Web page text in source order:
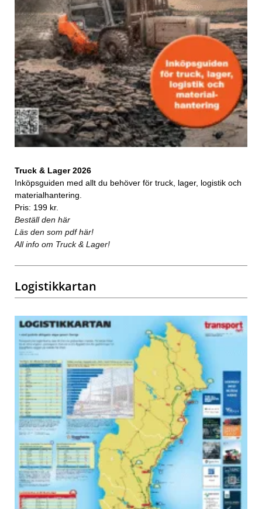
Truck & Lager 2026
Inköpsguiden med allt du behöver för truck, lager, logistik och
materialhantering.
Pris: 199 kr.
Beställ den här
Läs den som pdf här!
All info om Truck & Lager!
Logistikkartan